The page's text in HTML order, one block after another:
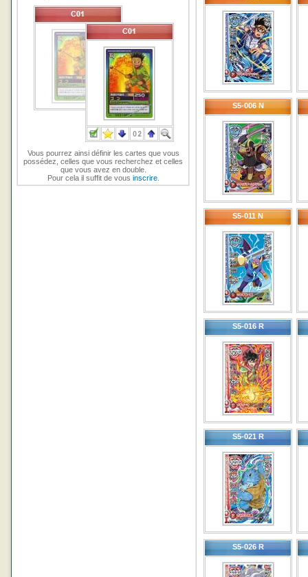
Vous pourrez ainsi définir les cartes que vous
possédez, celles que vous recherchez et celles
que vous avez en double.
Pour cela il suffit de vous inscrire.
S5-006 N
S5-011 N
S5-016 R
S5-021 R
S5-026 R